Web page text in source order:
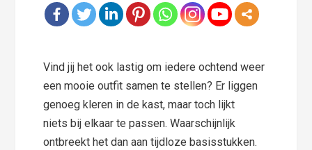
Vind jij het ook lastig om iedere ochtend weer
een mooie outfit samen te stellen? Er liggen
genoeg kleren in de kast, maar toch lijkt
niets bij elkaar te passen. Waarschijnlijk
ontbreekt het dan aan tijdloze basisstukken.